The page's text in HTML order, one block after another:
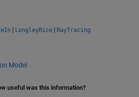
| LongleyRice | RayTracing
Model
useful was this information?